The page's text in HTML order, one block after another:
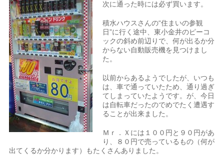
次に通った時には必ず買います。
積水ハウスさんの“住まいの参観
日”に行く途中、東小金井のピーコ
ックの斜め前辺りで、何が出るか分
からない自動販売機を見つけまし
た。
以前からあるようでしたが、いつも
は、車で通っていたため、通り過ぎ
てしまっていたようです。が、今日
は自転車だったのでめでたく遭遇す
ることが出来ました。
Ｍｒ．Ｘには１００円と９０円があ
り、８０円で売っているもの（何が
出てくるか分かります）もたくさんありました。